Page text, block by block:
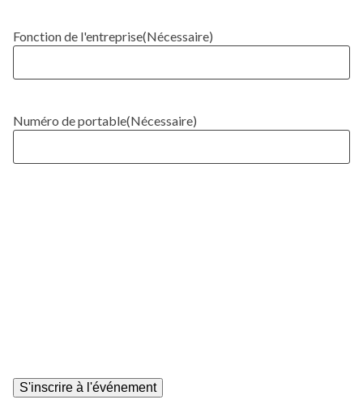
Fonction de l'entreprise(Nécessaire)
Numéro de portable(Nécessaire)